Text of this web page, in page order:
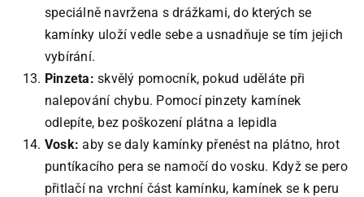
speciálně navržena s drážkami, do kterých se
kamínky uloží vedle sebe a usnadňuje se tím jejich
vybírání.
Pinzeta: skvělý pomocník, pokud uděláte při
nalepování chybu. Pomocí pinzety kamínek
odlepíte, bez poškození plátna a lepidla
Vosk: aby se daly kamínky přenést na plátno, hrot
puntíkacího pera se namočí do vosku. Když se pero
přitlačí na vrchní část kamínku, kamínek se k peru